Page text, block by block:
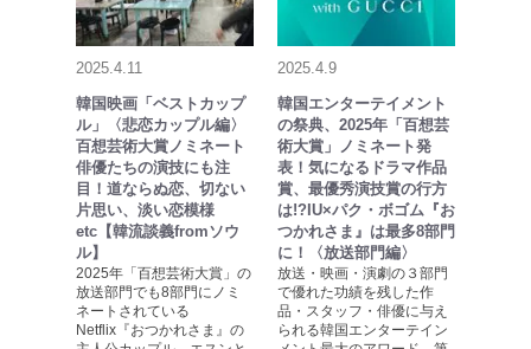
2025.4.11
韓国映画「ベストカップ
ル」〈悲恋カップル編〉
百想芸術大賞ノミネート
俳優たちの演技にも注
目！道ならぬ恋、切ない
片思い、淡い恋模様
etc【韓流談義fromソウ
ル】
2025年「百想芸術大賞」の
放送部門でも8部門にノミ
ネートされている
Netflix『おつかれさま』の
2025.4.9
韓国エンターテイメント
の祭典、2025年「百想芸
術大賞」ノミネート発
表！気になるドラマ作品
賞、最優秀演技賞の行方
は!?IU×パク・ボゴム『お
つかれさま』は最多8部門
に！〈放送部門編〉
放送・映画・演劇の３部門
で優れた功績を残した作
品・スタッフ・俳優に与え
られる韓国エンターテイン